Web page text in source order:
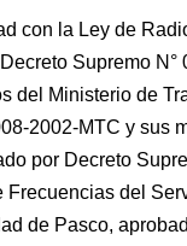
con la Ley de
Supremo
del Ministerio de
2002-MTC y sus
por Decreto
Frecuencias del
de Pasco,